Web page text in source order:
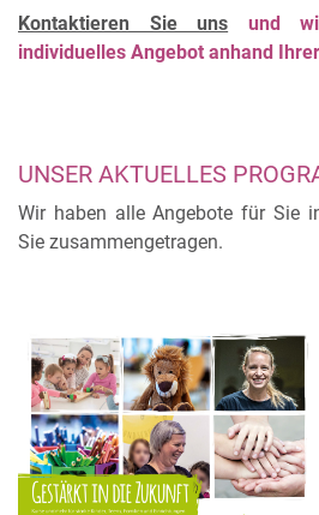
Kontaktieren Sie uns und
individuelles Angebot anhand
UNSER AKTUELLES
Wir haben alle Angebote für Sie
Sie zusammengetragen.